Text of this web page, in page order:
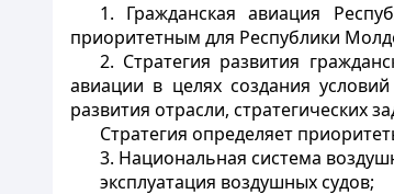
1. Гражданская авиация
приоритетным для Республики
2. Стратегия развития
авиации в целях создания
развития отрасли, стратегических
Стратегия определяет
3. Национальная система
эксплуатация воздушных судов;